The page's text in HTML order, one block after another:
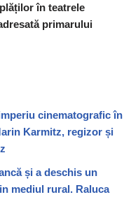
în teatrele
primarului
cinematografic în
Karmitz, regizor și
și a deschis un
mediul rural. Raluca